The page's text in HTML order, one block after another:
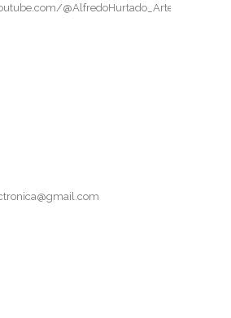
@AlfredoHurtado_ArteElectronica